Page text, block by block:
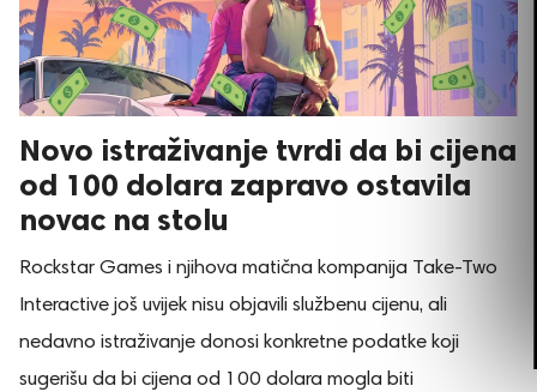
Novo istraživanje tvrdi da bi cijena
od 100 dolara zapravo ostavila
novac na stolu
Rockstar Games i njihova matična kompanija Take-Two
Interactive još uvijek nisu objavili službenu cijenu, ali
nedavno istraživanje donosi konkretne podatke koji
sugerišu da bi cijena od 100 dolara mogla biti